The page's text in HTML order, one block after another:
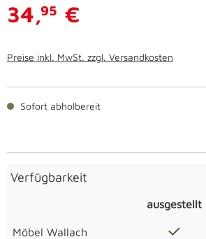
34,95 €
Preise inkl. MwSt. zzgl. Versandkosten
Sofort abholbereit
Verfügbarkeit
ausgestellt
Möbel Wallach